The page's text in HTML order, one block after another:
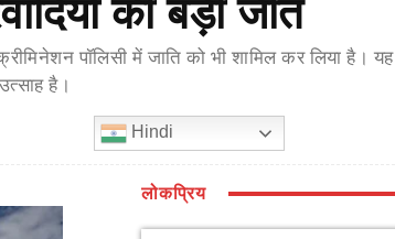
की बड़ी जीत
पॉलिसी में जाति को भी शामिल कर लिया है। यह
है।
Hindi
लोकप्रिय